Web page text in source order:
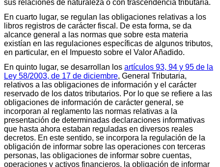
sus relaciones de naturaleza o con trascendencia tributaria.
En cuarto lugar, se regulan las obligaciones relativas a los
libros registros de carácter fiscal. De esta forma, se da
alcance general a las normas que sobre esta materia
existían en las regulaciones específicas de algunos tributos,
en particular, en el Impuesto sobre el Valor Añadido.
En quinto lugar, se desarrollan los artículos 93, 94 y 95 de la
Ley 58/2003, de 17 de diciembre, General Tributaria,
relativos a las obligaciones de información y el carácter
reservado de los datos tributarios. Por lo que se refiere a las
obligaciones de información de carácter general, se
incorporan al reglamento las normas relativas a la
presentación de determinadas declaraciones informativas
que hasta ahora estaban reguladas en diversos reales
decretos. En este sentido, se incorpora la regulación de la
obligación de informar sobre las operaciones con terceras
personas, las obligaciones de informar sobre cuentas,
operaciones y activos financieros, la obligación de informar